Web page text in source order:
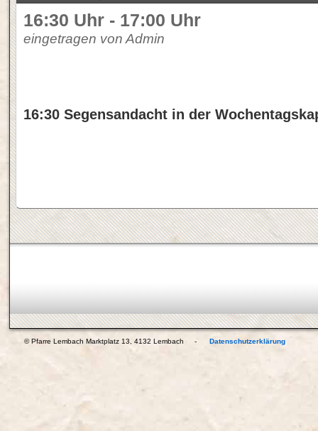
16:30 Uhr - 17:00 Uhr
eingetragen von Admin
16:30 Segensandacht in der
© Pfarre Lembach Marktplatz 13, 4132 Lembach - Datenschutzerklärung